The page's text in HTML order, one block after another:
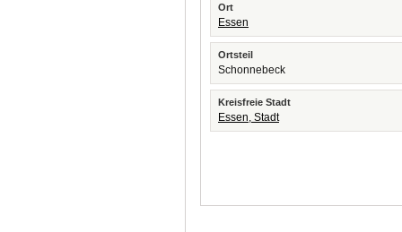
Ort
Essen
Ortsteil
Schonnebeck
Kreisfreie Stadt
Essen, Stadt